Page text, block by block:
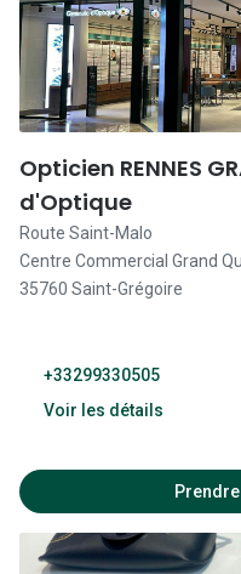
Opticien RENNES
d'Optique
Route Saint-Malo
Centre Commercial Grand
35760 Saint-Grégoire
+33299330505
Voir les détails